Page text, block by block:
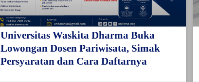
Universitas Waskita Dharma Buka
Lowongan Dosen Pariwisata, Simak
Persyaratan dan Cara Daftarnya